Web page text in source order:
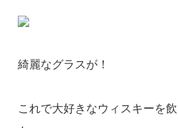
綺麗なグラスが！
これで大好きなウィスキーを